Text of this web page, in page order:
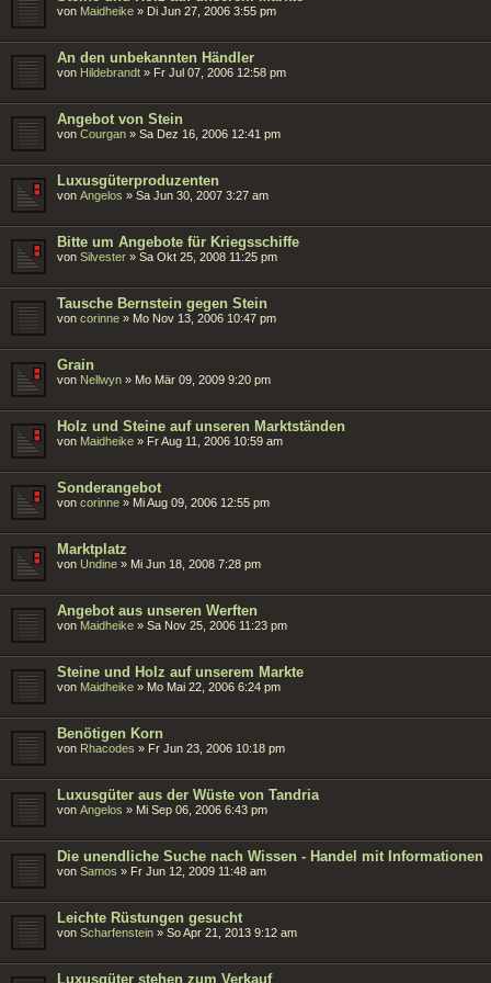
von Maidheike » Di Jun 27, 2006 3:55 pm
An den unbekannten Händler
von Hildebrandt » Fr Jul 07, 2006 12:58 pm
Angebot von Stein
von Courgan » Sa Dez 16, 2006 12:41 pm
Luxusgüterproduzenten
von Angelos » Sa Jun 30, 2007 3:27 am
Bitte um Angebote für Kriegsschiffe
von Silvester » Sa Okt 25, 2008 11:25 pm
Tausche Bernstein gegen Stein
von corinne » Mo Nov 13, 2006 10:47 pm
Grain
von Nellwyn » Mo Mär 09, 2009 9:20 pm
Holz und Steine auf unseren Marktständen
von Maidheike » Fr Aug 11, 2006 10:59 am
Sonderangebot
von corinne » Mi Aug 09, 2006 12:55 pm
Marktplatz
von Undine » Mi Jun 18, 2008 7:28 pm
Angebot aus unseren Werften
von Maidheike » Sa Nov 25, 2006 11:23 pm
Steine und Holz auf unserem Markte
von Maidheike » Mo Mai 22, 2006 6:24 pm
Benötigen Korn
von Rhacodes » Fr Jun 23, 2006 10:18 pm
Luxusgüter aus der Wüste von Tandria
von Angelos » Mi Sep 06, 2006 6:43 pm
Die unendliche Suche nach Wissen - Handel mit Informationen
von Samos » Fr Jun 12, 2009 11:48 am
Leichte Rüstungen gesucht
von Scharfenstein » So Apr 21, 2013 9:12 am
Luxusgüter stehen zum Verkauf